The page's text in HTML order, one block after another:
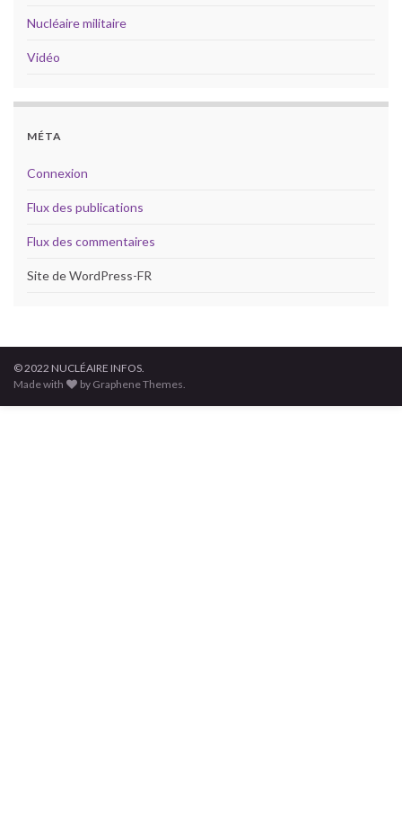
Nucléaire militaire
Vidéo
MÉTA
Connexion
Flux des publications
Flux des commentaires
Site de WordPress-FR
© 2022 NUCLÉAIRE INFOS.
Made with
by Graphene Themes.